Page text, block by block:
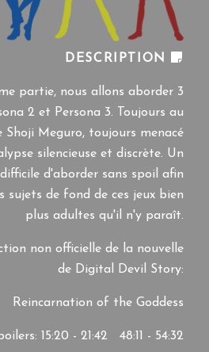
DESCRIPTION
partie, nous allons aborder 3
2 et Persona 3. Toujours au
Shoji Meguro, toujours menacé
silencieuse et discrète. Un
d'aborder sans spoil afin
sujets de fond de ces jeux bien
plus adultes qu'il n'y paraît.
non officielle de la nouvelle
de Digital Devil Story:
Reincarnation of the Goddess
15:20 - 21:42 48:11 - 54:32